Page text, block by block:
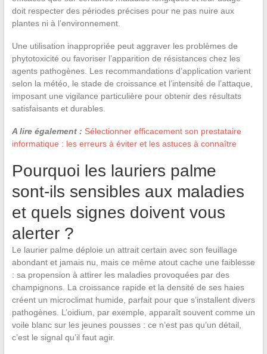
doit respecter des périodes précises pour ne pas nuire aux
plantes ni à l’environnement.
Une utilisation inappropriée peut aggraver les problèmes de
phytotoxicité ou favoriser l’apparition de résistances chez les
agents pathogènes. Les recommandations d’application varient
selon la météo, le stade de croissance et l’intensité de l’attaque,
imposant une vigilance particulière pour obtenir des résultats
satisfaisants et durables.
A lire également : Sélectionner efficacement son prestataire
informatique : les erreurs à éviter et les astuces à connaître
Pourquoi les lauriers palme
sont-ils sensibles aux maladies
et quels signes doivent vous
alerter ?
Le laurier palme déploie un attrait certain avec son feuillage
abondant et jamais nu, mais ce même atout cache une faiblesse
: sa propension à attirer les maladies provoquées par des
champignons. La croissance rapide et la densité de ses haies
créent un microclimat humide, parfait pour que s’installent divers
pathogènes. L’oidium, par exemple, apparaît souvent comme un
voile blanc sur les jeunes pousses : ce n’est pas qu’un détail,
c’est le signal qu’il faut agir.